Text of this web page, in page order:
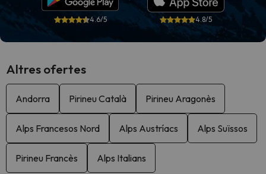
4.6/5 4.8/5
Altres ofertes
Andorra Pirineu Català Pirineu Aragonès
Alps Francesos Nord Alps Austríacs Alps Suïssos
Pirineu Francès Alps Italians